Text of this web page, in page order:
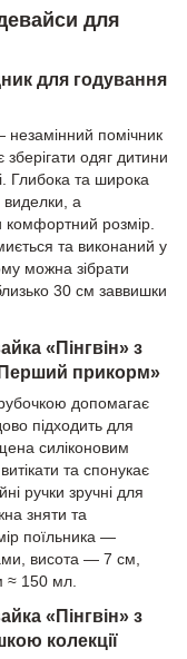
для
для годування
помічник
одяг дитини
Глибока та широка
а
комфортний розмір.
та виконаний у
можна зібрати
30 см заввишки
«Пінгвін» з
прикорм»
допомагає
підходить для
силіконовим
та спонукає
ручки зручні для
зняти та
поїльника —
висота — 7 см,
≈ 150 мл.
«Пінгвін» з
колекції